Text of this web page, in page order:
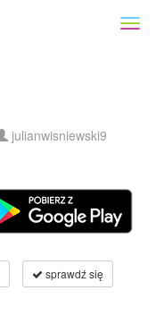
julianwisniewski9
sprawdź się